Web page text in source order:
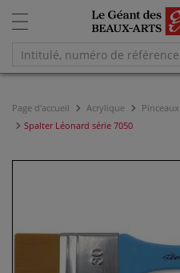
Page d'accueil Acrylique
Spalter Léonard série 7050